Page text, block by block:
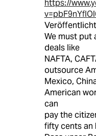
https://
We must put
deals like
NAFTA,
outsource
Mexico,
American
can
pay the
fifty cents an